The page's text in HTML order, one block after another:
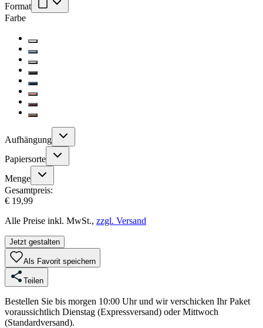
Format
Farbe
Aufhängung
Papiersorte
Menge
Gesamtpreis:
€ 19,99
Alle Preise inkl. MwSt., zzgl. Versand
Jetzt gestalten
Als Favorit speichern
Teilen
Bestellen Sie bis morgen 10:00 Uhr und wir verschicken Ihr Paket
voraussichtlich Dienstag (Expressversand) oder Mittwoch
(Standardversand).